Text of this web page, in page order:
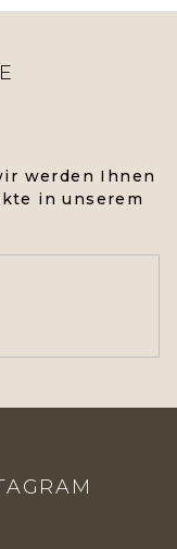
werden Ihnen
in unserem